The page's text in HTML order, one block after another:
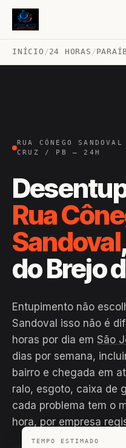
INÍCIO /24 HORAS /
RUA CÔNEGO
CRUZ / PB — 24H
Rua
Sandoval
do Brejo
Entupimento não
Sandoval isso não é
horas por dia em São
dias por semana,
bairro e chegada em
ralo, esgoto, caixa de
cada problema tem o
hora, por empresa
TEMPO ESTIMADO